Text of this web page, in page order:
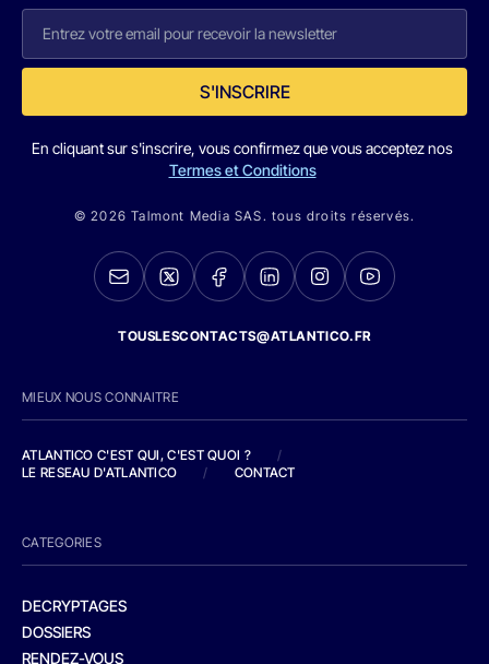
S'INSCRIRE
En cliquant sur s'inscrire, vous confirmez que vous acceptez nos
Termes et Conditions
© 2026 Talmont Media SAS. tous droits réservés.
TOUSLESCONTACTS@ATLANTICO.FR
MIEUX NOUS CONNAITRE
ATLANTICO C'EST QUI, C'EST QUOI ?
/
LE RESEAU D'ATLANTICO
/ CONTACT
CATEGORIES
DECRYPTAGES
DOSSIERS
RENDEZ-VOUS